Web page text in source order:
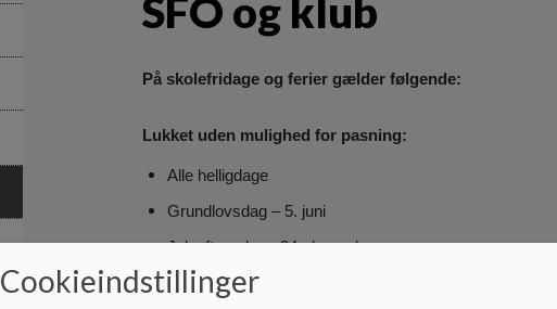
SFO og klub
På skolefridage og ferier gælder følgende:
Lukket uden mulighed for pasning:
Alle helligdage
Grundlovsdag – 5. juni
Juleaftensdag - 24. december
Cookieindstillinger